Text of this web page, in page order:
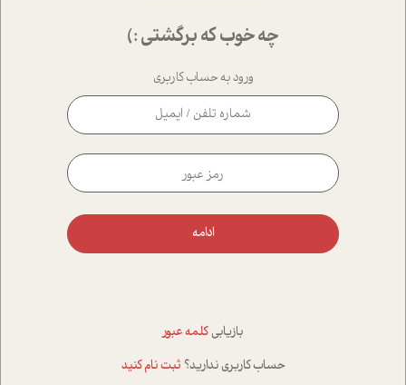
چه خوب که برگشتی :)
ورود به حساب کاربری
ادامه
بازیابی کلمه عبور
حساب کاربری ندارید؟ ثبت نام کنید